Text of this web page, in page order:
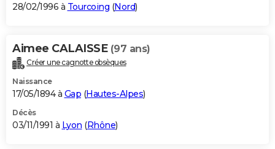
28/02/1996 à Tourcoing (Nord)
Aimee CALAISSE (97 ans)
Créer une cagnotte obsèques
Naissance
17/05/1894 à Gap (Hautes-Alpes)
Décès
03/11/1991 à Lyon (Rhône)